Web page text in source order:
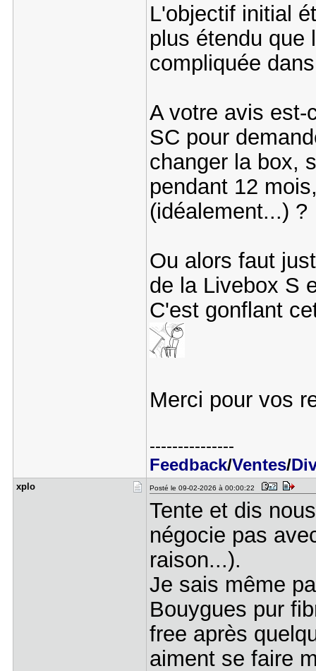
L'objectif initial
plus étendu que
compliquée
A votre avis est-
SC pour
changer la box,
pendant 12
(idéalement...) ?
Ou alors faut
de la Livebox S
C'est gonflant
Merci pour vos
---------------
Feedback/Ventes/
xplo Posté le 09-02-2026 à 00:00:22
Tente et dis
négocie pas
raison...).
Je sais même
Bouygues pur
free après
aiment se faire